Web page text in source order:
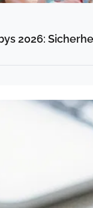
2026: